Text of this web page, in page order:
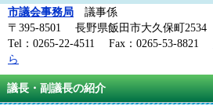
市議会事務局 議事係
〒395-8501 長野県飯田市大久保町2534
Tel：0265-22-4511 Fax：0265-53-8821
ら
議長・副議長の紹介